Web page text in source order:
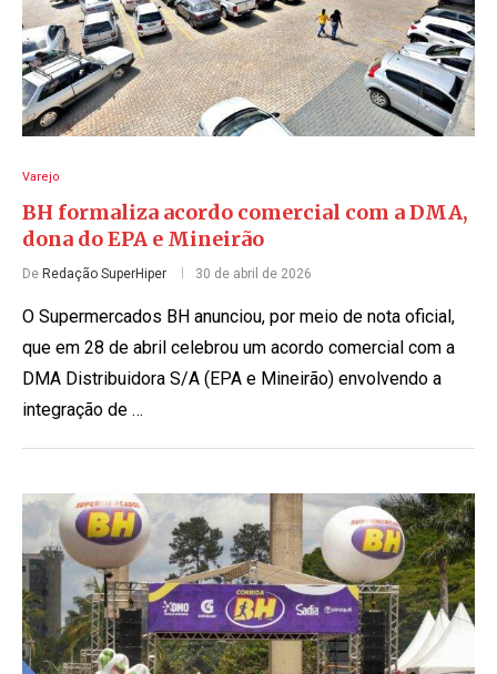
Varejo
BH formaliza acordo comercial com a DMA,
dona do EPA e Mineirão
De Redação SuperHiper 30 de abril de 2026
O Supermercados BH anunciou, por meio de nota oficial,
que em 28 de abril celebrou um acordo comercial com a
DMA Distribuidora S/A (EPA e Mineirão) envolvendo a
integração de …